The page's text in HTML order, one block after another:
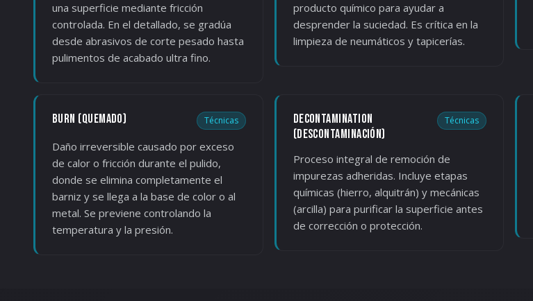
una superficie mediante fricción
controlada. En el detallado, se gradúa
desde abrasivos de corte pesado hasta
pulimentos de acabado ultra fino.
producto químico para ayudar a
desprender la suciedad. Es crítica en la
limpieza de neumáticos y tapicerías.
BURN (QUEMADO) Técnicas
Daño irreversible causado por exceso
de calor o fricción durante el pulido,
donde se elimina completamente el
barniz y se llega a la base de color o al
metal. Se previene controlando la
temperatura y la presión.
DECONTAMINATION
(DESCONTAMINACIÓN)
Técnicas
Proceso integral de remoción de
impurezas adheridas. Incluye etapas
químicas (hierro, alquitrán) y mecánicas
(arcilla) para purificar la superficie antes
de corrección o protección.